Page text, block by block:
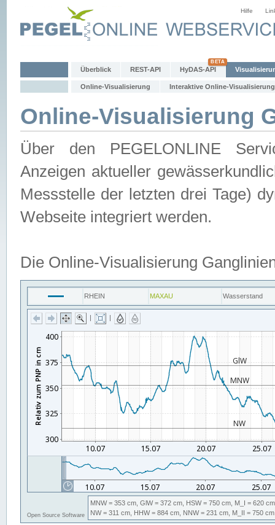
Hilfe
Überblick REST-API HyDAS-API
Online-Visualisierung Interaktive Online-Visualisierung
Online-Visualisierung
Über den PEGELONLINE
Anzeigen aktueller
Messstelle der letzten drei Tage)
Webseite integriert werden.
Die Online-Visualisierung